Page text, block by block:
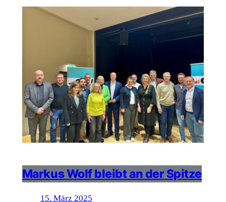
Markus Wolf bleibt an der Spitze
15. März 2025